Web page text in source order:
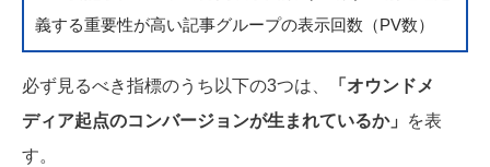
義する重要性が高い記事グループの表示回数（PV数）
必ず見るべき指標のうち以下の3つは、
「オウンドメ
ディア起点のコンバージョンが生まれているか」
を表
す。